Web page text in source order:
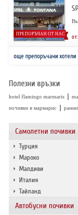
Самолетни почивки
Турция
Мароко
Малдиви
Италия
Тайланд
Автобусни почивки
ПРЕПОРЪЧАН ОТ НАС от:
още препоръчани хотели
Полезни връзки
hotel flamingo marmaris |
почивки в мармарис |